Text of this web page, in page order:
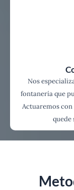
Nos
fontanería que
Actuaremos
quede